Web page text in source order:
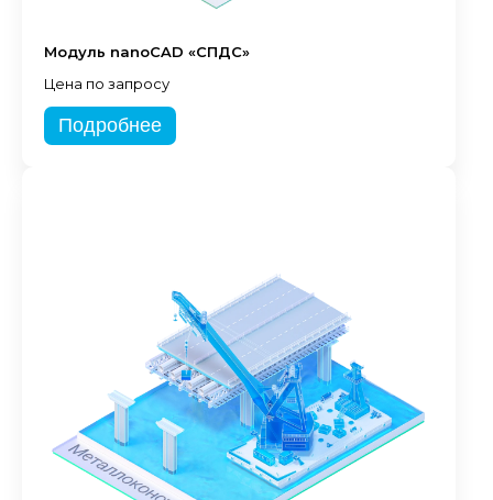
Модуль nanoCAD «СПДС»
Цена по запросу
Подробнее